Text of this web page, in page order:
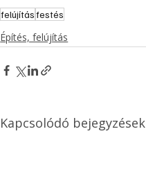
felújításfestés
Építés, felújítás
Kapcsolódó bejegyzések